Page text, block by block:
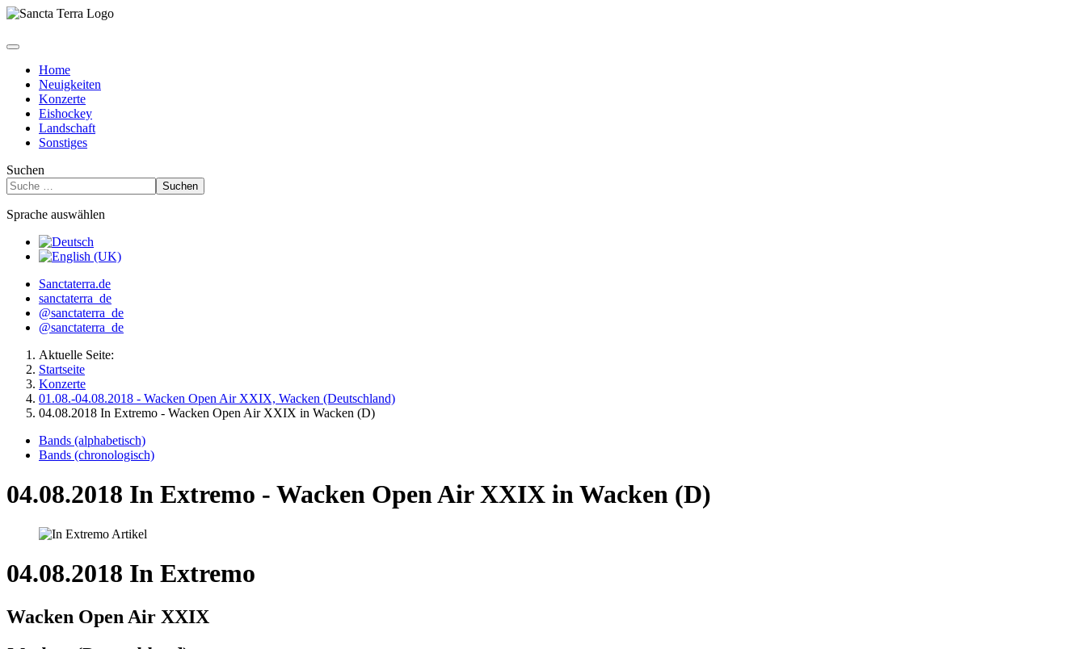
Home
Neuigkeiten
Konzerte
Eishockey
Landschaft
Sonstiges
Suchen
Suchen
Sprache auswählen
Sanctaterra.de
sanctaterra_de
@sanctaterra_de
@sanctaterra_de
Aktuelle Seite:
Startseite
Konzerte
01.08.-04.08.2018 - Wacken Open Air XXIX, Wacken (Deutschland)
04.08.2018 In Extremo - Wacken Open Air XXIX in Wacken (D)
Bands (alphabetisch)
Bands (chronologisch)
04.08.2018 In Extremo - Wacken Open Air XXIX in Wacken (D)
04.08.2018 In Extremo
Wacken Open Air XXIX